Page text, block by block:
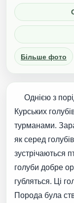
Більше фото
Однією з
Курських
турманами.
як серед
зустрічаються
голуби добре
губляться. Ці
Порода була